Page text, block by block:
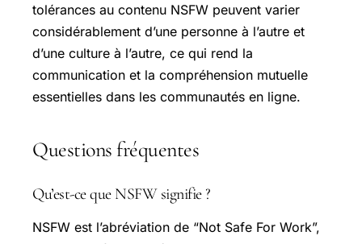
tolérances au contenu NSFW peuvent varier
considérablement d’une personne à l’autre et
d’une culture à l’autre, ce qui rend la
communication et la compréhension mutuelle
essentielles dans les communautés en ligne.
Questions fréquentes
Qu’est-ce que NSFW signifie ?
NSFW est l’abréviation de “Not Safe For Work”,